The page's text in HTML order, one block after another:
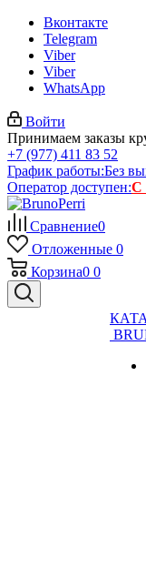
Вконтакте
Telegram
Viber
Viber
WhatsApp
Войти
Принимаем заказы
+7 (977) 411 83 52
График работы:Без
Оператор доступен:С
Сравнение0
Отложенные 0
Корзина0 0